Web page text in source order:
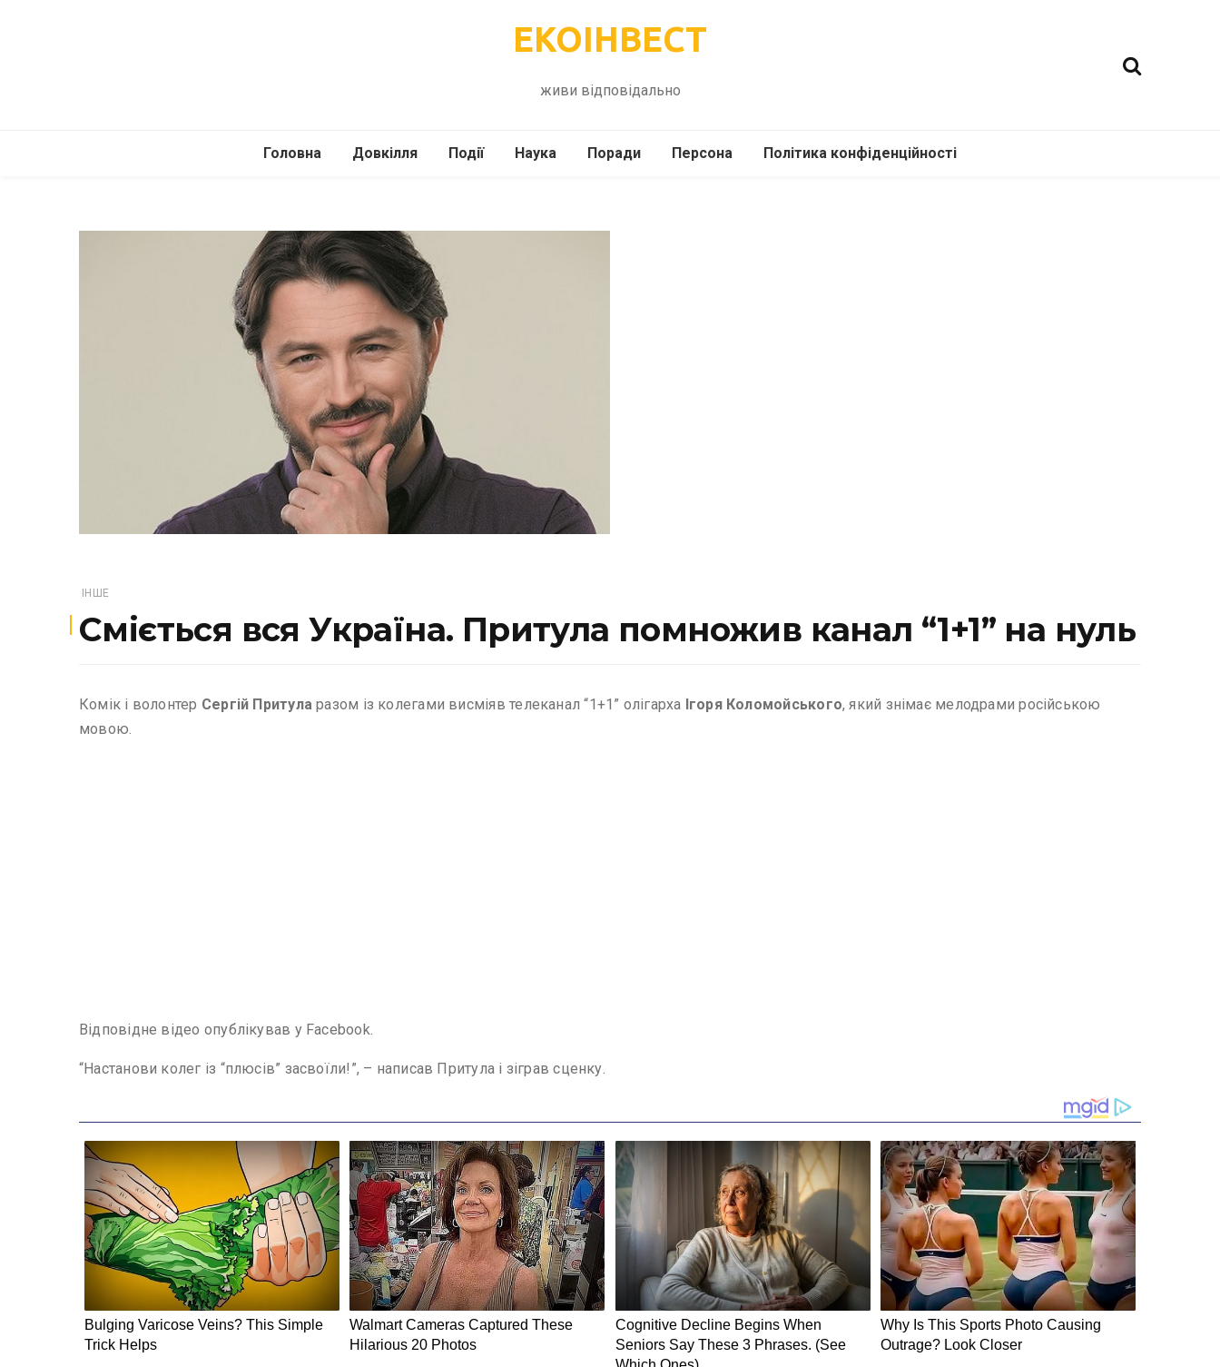
ЕКОІНВЕСТ
живи відповідально
Головна Довкілля
Подорожі
Події
Інше
Наука
Психологія
Поради
Здоров’я
Персона Політика конфіденційності
ІНШЕ
Сміється вся Україна. Притула помножив канал “1+1” на нуль
Комік і волонтер Сергій Притуларазом із колегами висміяв телеканал “1+1” олігарха Ігоря Коломойського, який знімає мелодрами російською
мовою.
Відповідне відео опублікував у Facebook.
“Настанови колег із “плюсів” засвоїли!”, – написав Притула і зіграв сценку.